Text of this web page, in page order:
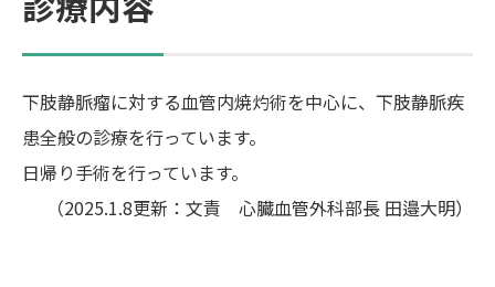
下肢静脈瘤に対する血管内焼灼術を中心に、下肢静脈疾
患全般の診療を行っています。
日帰り手術を行っています。
（2025.1.8更新：文責 心臓血管外科部長 田邉大明）